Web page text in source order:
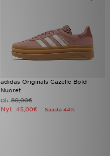
adidas Originals Gazelle Bold
Nuoret
Oli80,00€
Nyt 45,00€ Säästä 44%